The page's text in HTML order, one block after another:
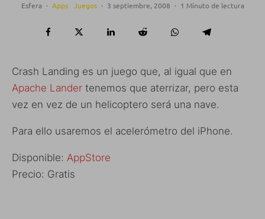
Esfera · Apps Juegos · 3 septiembre, 2008 · 1 Minuto de lectura
Crash Landing es un juego que, al igual que en
Apache Lander tenemos que aterrizar, pero esta
vez en vez de un helicoptero será una nave.
Para ello usaremos el acelerómetro del iPhone.
Disponible: AppStore
Precio: Gratis